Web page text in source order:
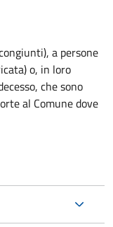
a persone
o, in loro
che sono
al Comune dove